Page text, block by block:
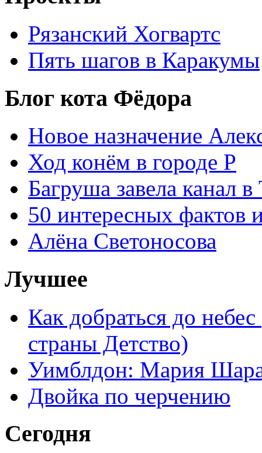
Рязанский Хогвартс
Пять шагов в Каракумы
Блог кота Фёдора
Новое назначение
Ход конём в городе Р
Багруша завела канал в
50 интересных фактов
Алёна Светоносова
Лучшее
Как добраться до
страны Детство)
Уимблдон: Мария
Двойка по черчению
Сегодня